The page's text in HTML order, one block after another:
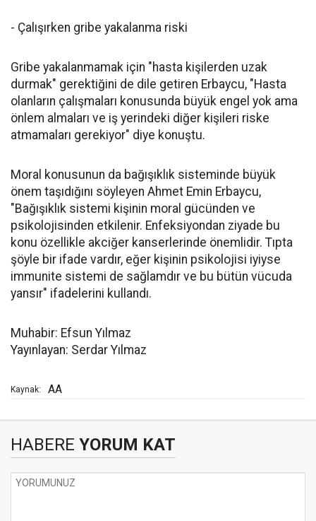
- Çalışırken gribe yakalanma riski
Gribe yakalanmamak için "hasta kişilerden uzak
durmak" gerektiğini de dile getiren Erbaycu, "Hasta
olanların çalışmaları konusunda büyük engel yok ama
önlem almaları ve iş yerindeki diğer kişileri riske
atmamaları gerekiyor" diye konuştu.
Moral konusunun da bağışıklık sisteminde büyük
önem taşıdığını söyleyen Ahmet Emin Erbaycu,
"Bağışıklık sistemi kişinin moral gücünden ve
psikolojisinden etkilenir. Enfeksiyondan ziyade bu
konu özellikle akciğer kanserlerinde önemlidir. Tıpta
şöyle bir ifade vardır, eğer kişinin psikolojisi iyiyse
immunite sistemi de sağlamdır ve bu bütün vücuda
yansır" ifadelerini kullandı.
Muhabir: Efsun Yılmaz
Yayınlayan: Serdar Yılmaz
Kaynak: AA
HABERE YORUM KAT